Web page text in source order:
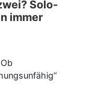
Solo-
immer